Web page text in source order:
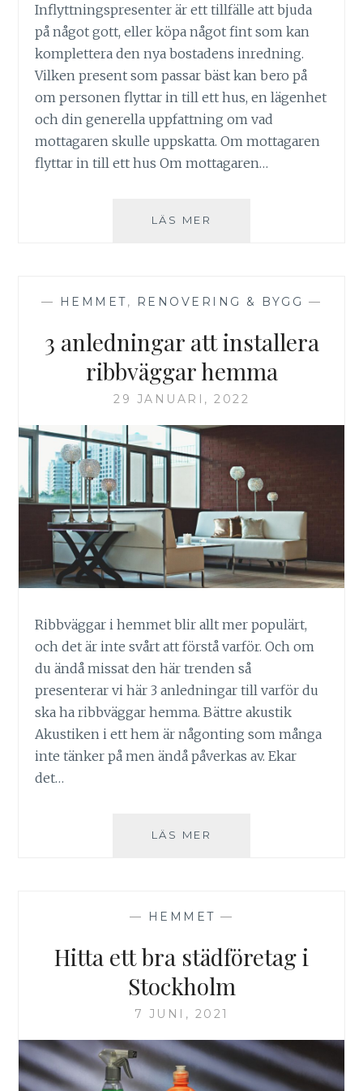
Inflyttningspresenter är ett tillfälle att bjuda
på något gott, eller köpa något fint som kan
komplettera den nya bostadens inredning.
Vilken present som passar bäst kan bero på
om personen flyttar in till ett hus, en lägenhet
och din generella uppfattning om vad
mottagaren skulle uppskatta. Om mottagaren
flyttar in till ett hus Om mottagaren…
LÄS MER
— HEMMET, RENOVERING & BYGG —
3 anledningar att installera
ribbväggar hemma
29 JANUARI, 2022
Ribbväggar i hemmet blir allt mer populärt,
och det är inte svårt att förstå varför. Och om
du ändå missat den här trenden så
presenterar vi här 3 anledningar till varför du
ska ha ribbväggar hemma. Bättre akustik
Akustiken i ett hem är någonting som många
inte tänker på men ändå påverkas av. Ekar
det…
LÄS MER
— HEMMET —
Hitta ett bra städföretag i
Stockholm
7 JUNI, 2021